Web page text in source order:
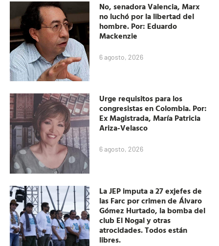
No, senadora Valencia, Marx
no luchó por la libertad del
hombre. Por: Eduardo
Mackenzie
6 agosto, 2026
Urge requisitos para los
congresistas en Colombia. Por:
Ex Magistrada, María Patricia
Ariza-Velasco
6 agosto, 2026
La JEP imputa a 27 exjefes de
las Farc por crimen de Álvaro
Gómez Hurtado, la bomba del
club El Nogal y otras
atrocidades. Todos están
libres.